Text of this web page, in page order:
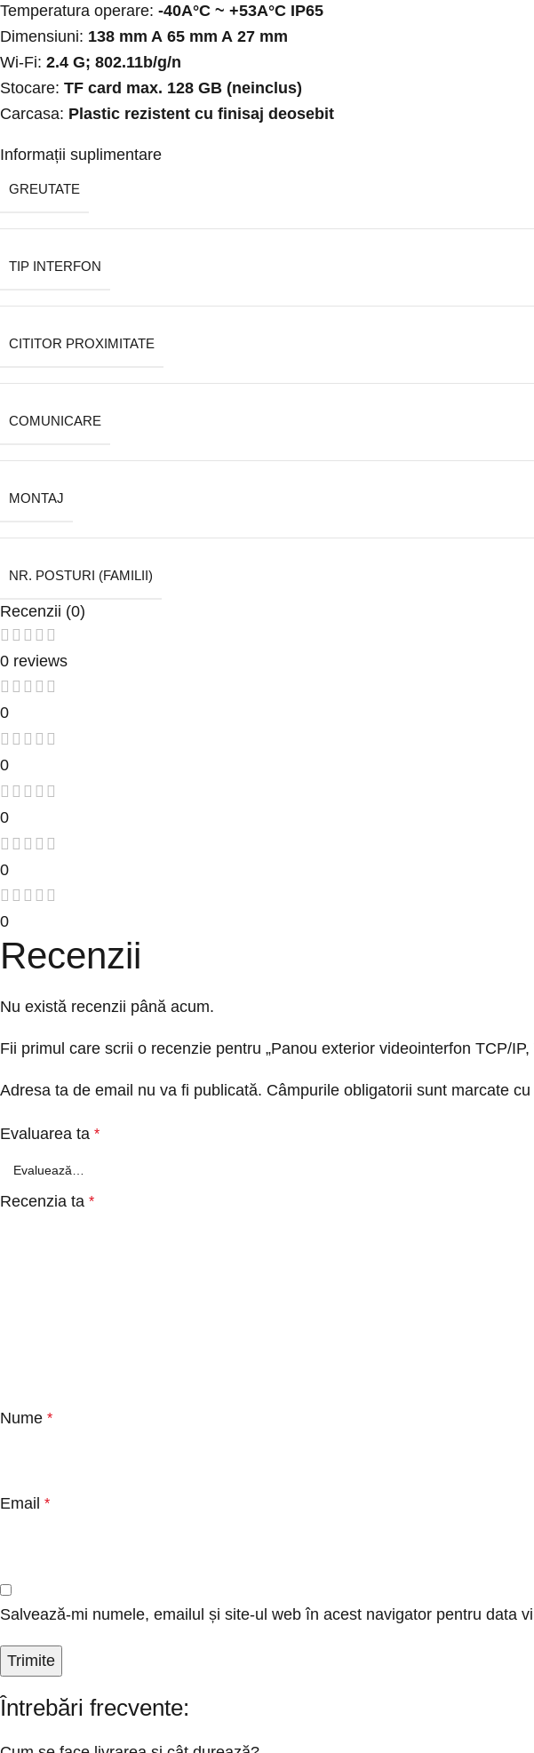
Temperatura operare: -40A°C ~ +53A°C IP65
Dimensiuni: 138 mm A 65 mm A 27 mm
Wi-Fi: 2.4 G; 802.11b/g/n
Stocare: TF card max. 128 GB (neinclus)
Carcasa: Plastic rezistent cu finisaj deosebit
Informații suplimentare
GREUTATE
TIP INTERFON
CITITOR PROXIMITATE
COMUNICARE
MONTAJ
NR. POSTURI (FAMILII)
Recenzii (0)
0 reviews
0
0
0
0
0
Recenzii
Nu există recenzii până acum.
Fii primul care scrii o recenzie pentru „Panou exterior videointerfon TCP/
Adresa ta de email nu va fi publicată. Câmpurile obligatorii sunt marcate cu
Evaluarea ta *
Recenzia ta *
Nume *
Email *
Salvează-mi numele, emailul și site-ul web în acest navigator pentru data
Întrebări frecvente: